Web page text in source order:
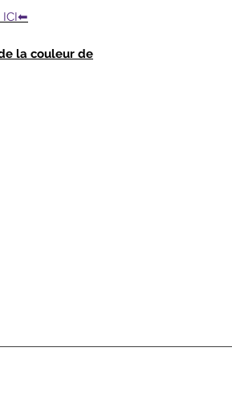
ICI⬅
la couleur de